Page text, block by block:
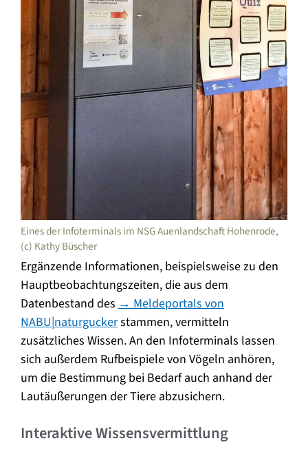
Eines der Infoterminals im NSG Auenlandschaft Hohenrode,
(c) Kathy Büscher
Ergänzende Informationen, beispielsweise zu den
Hauptbeobachtungszeiten, die aus dem
Datenbestand des → Meldeportals von
NABU|naturguckerstammen, vermitteln
zusätzliches Wissen. An den Infoterminals lassen
sich außerdem Rufbeispiele von Vögeln anhören,
um die Bestimmung bei Bedarf auch anhand der
Lautäußerungen der Tiere abzusichern.
Interaktive Wissensvermittlung